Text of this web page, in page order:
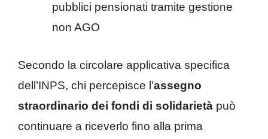
pubblici pensionati tramite gestione
non AGO
Secondo la circolare applicativa specifica
dell’INPS, chi percepisce l’assegno
straordinario dei fondi di solidarietà può
continuare a riceverlo fino alla prima